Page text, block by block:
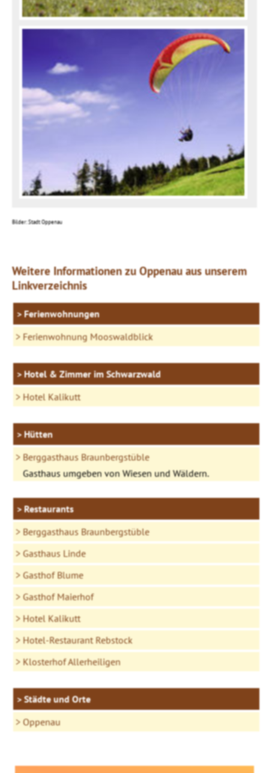
Bilder: Stadt Oppenau
Weitere Informationen zu Oppenau aus unserem
Linkverzeichnis
Ferienwohnungen
Ferienwohnung Mooswaldblick
Hotel & Zimmer im Schwarzwald
Hotel Kalikutt
Hütten
Berggasthaus Braunbergstüble
Gasthaus umgeben von Wiesen und Wäldern.
Restaurants
Berggasthaus Braunbergstüble
Gasthaus Linde
Gasthof Blume
Gasthof Maierhof
Hotel Kalikutt
Hotel-Restaurant Rebstock
Klosterhof Allerheiligen
Städte und Orte
Oppenau